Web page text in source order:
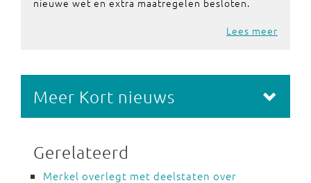
nieuwe wet en extra maatregelen besloten.
Lees meer
Meer Kort nieuws
Gerelateerd
Merkel overlegt met deelstaten over